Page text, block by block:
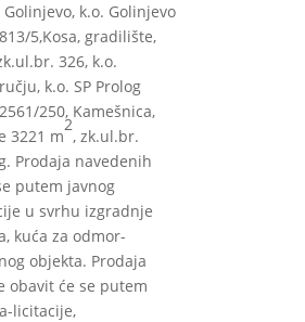
k.o. Golinjevo
5,Kosa, gradilište,
326, k.o.
k.o. SP Prolog
250, Kamešnica,
3221 m
2
, zk.ul.br.
Prodaja navedenih
putem javnog
u svrhu izgradnje
kuća za odmor-
objekta. Prodaja
obavit će se putem
licitacije,